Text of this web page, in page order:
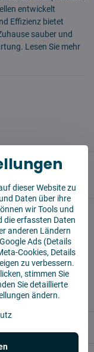
entwickelt
Effizienz bietet
sauber und
Lesen Sie mehr
dieser Website zu
Daten über ihre
wir Tools und
die erfassten Daten
anderen Ländern
Ads (Details
Cookies, Details
zu verbessern.
stimmen Sie
Sie detaillierte
ändern.